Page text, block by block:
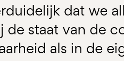
dat we
de staat van de
als in de